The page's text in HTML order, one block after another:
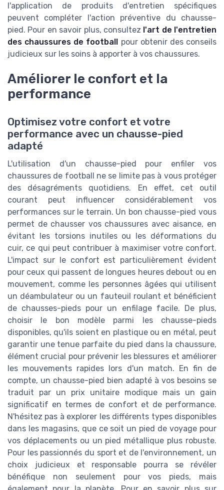
l'application de produits d'entretien spécifiques
peuvent compléter l'action préventive du chausse-
pied. Pour en savoir plus, consultez l'art de l'entretien
des chaussures de football pour obtenir des conseils
judicieux sur les soins à apporter à vos chaussures.
Améliorer le confort et la
performance
Optimisez votre confort et votre
performance avec un chausse-pied
adapté
L'utilisation d'un chausse-pied pour enfiler vos
chaussures de football ne se limite pas à vous protéger
des désagréments quotidiens. En effet, cet outil
courant peut influencer considérablement vos
performances sur le terrain. Un bon chausse-pied vous
permet de chausser vos chaussures avec aisance, en
évitant les torsions inutiles ou les déformations du
cuir, ce qui peut contribuer à maximiser votre confort.
L'impact sur le confort est particulièrement évident
pour ceux qui passent de longues heures debout ou en
mouvement, comme les personnes âgées qui utilisent
un déambulateur ou un fauteuil roulant et bénéficient
de chausses-pieds pour un enfilage facile. De plus,
choisir le bon modèle parmi les chausse-pieds
disponibles, qu'ils soient en plastique ou en métal, peut
garantir une tenue parfaite du pied dans la chaussure,
élément crucial pour prévenir les blessures et améliorer
les mouvements rapides lors d'un match. En fin de
compte, un chausse-pied bien adapté à vos besoins se
traduit par un prix unitaire modique mais un gain
significatif en termes de confort et de performance.
N'hésitez pas à explorer les différents types disponibles
dans les magasins, que ce soit un pied de voyage pour
vos déplacements ou un pied métallique plus robuste.
Pour les passionnés du sport et de l'environnement, un
choix judicieux et responsable pourra se révéler
bénéfique non seulement pour vos pieds, mais